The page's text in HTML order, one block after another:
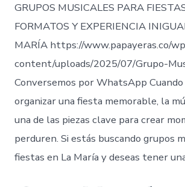
GRUPOS MUSICALES PARA
FORMATOS Y EXPERIENCIA
MARÍA https://www.papayeras.co/
content/uploads/2025/07/Grupo-
Conversemos por WhatsApp
organizar una fiesta memorable, la
una de las piezas clave para crear
perduren. Si estás buscando grupos
fiestas en La María y deseas tener